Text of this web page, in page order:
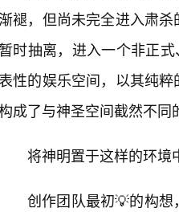
渐褪，但尚未完全进入肃
暂时抽离，进入一个非正
表性的娱乐空间，以其纯
成了与神圣空间截然不同
将神明置于这样的环境
创作团队最初💡的构想